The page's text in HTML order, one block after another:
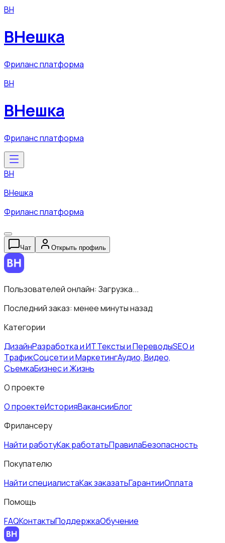
ВН
ВНешка
Фриланс платформа
ВН
ВНешка
Фриланс платформа
ВН
ВНешка
Фриланс платформа
Чат Открыть профиль
Пользователей онлайн: Загрузка...
Последний заказ: менее минуты назад
Категории
ДизайнРазработка и ИТТексты и ПереводыSEO и
ТрафикСоцсети и МаркетингАудио, Видео,
СъемкаБизнес и Жизнь
О проекте
О проектеИсторияВакансииБлог
Фрилансеру
Найти работуКак работатьПравилаБезопасность
Покупателю
Найти специалистаКак заказатьГарантииОплата
Помощь
FAQКонтактыПоддержкаОбучение